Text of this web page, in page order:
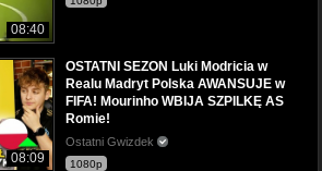
08:40
08:09
OSTATNI SEZON Luki Modricia w
Realu Madryt Polska AWANSUJE w
FIFA! Mourinho WBIJA SZPILKĘ AS
Romie!
Ostatni Gwizdek
1080p